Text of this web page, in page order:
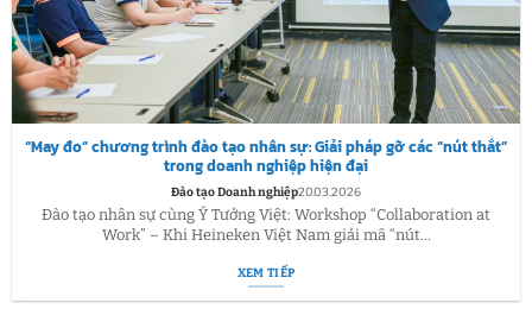
“May đo” chương trình đào tạo nhân sự: Giải pháp gỡ các “nút thắt”
trong doanh nghiệp hiện đại
Đào tạo Doanh nghiệp20.03.2026
Đào tạo nhân sự cùng Ý Tưởng Việt: Workshop “Collaboration at
Work” – Khi Heineken Việt Nam giải mã “nút...
XEM TIẾP